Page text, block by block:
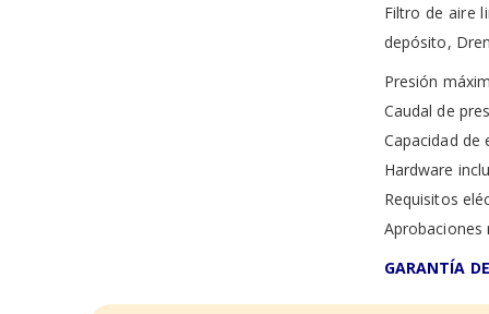
Filtro de aire
depósito,
Presión
Caudal de
Capacidad de
Hardware
Requisitos
Aprobaciones
GARANTÍA